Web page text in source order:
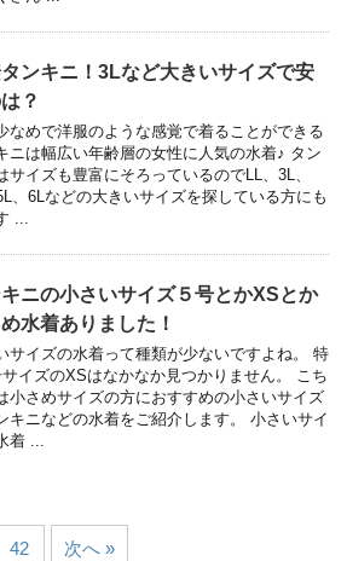
ンキニ！3Lなど大きいサイズで安
？
なめで洋服のような感覚で着ることができる
ニは幅広い年齢層の女性に人気の水着♪ タン
サイズも豊富にそろっているのでLL、3L、
、6Lなどの大きいサイズを探している方にも
...
ニの小さいサイズ５号とかXSとか
水着ありました！
サイズの水着って種類が少ないですよね。 特
サイズのXSはなかなか見つかりません。 こち
小さめサイズの方におすすめの小さいサイズ
キニなどの水着をご紹介します。 小さいサイ
着 ...
42 次へ »